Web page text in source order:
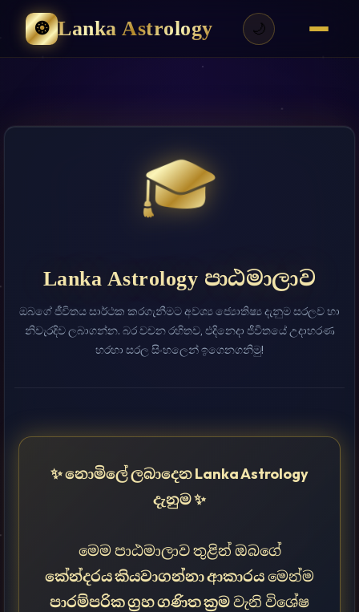
❂ Lanka Astrology 🌙
🎓
Lanka Astrology පාඨමාලාව
ඔබගේ ජීවිතය සාර්ථක කරගැනීමට අවශ්‍ය ජ්‍යොතිෂ්‍ය දැනුම සරලව හා
නිවැරදිව ලබාගන්න. බර වචන රහිතව, එදිනෙදා ජීවිතයේ උදාහරණ
හරහා සරල සිංහලෙන් ඉගෙනගනිමු!
✨ නොමිලේ ලබාදෙන Lanka Astrology
දැනුම ✨
මෙම පාඨමාලාව තුළින් ඔබගේ
කේන්දරය කියවාගන්නා ආකාරයමෙන්ම
පාරම්පරික ග්‍රහ ගණිත ක්‍රමවැනි විශේෂ